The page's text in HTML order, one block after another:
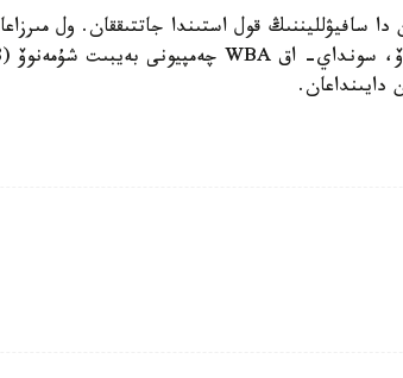
سافيۋلليننىڭ قول استىندا جاتتىققان. ول
دايىنداعان.